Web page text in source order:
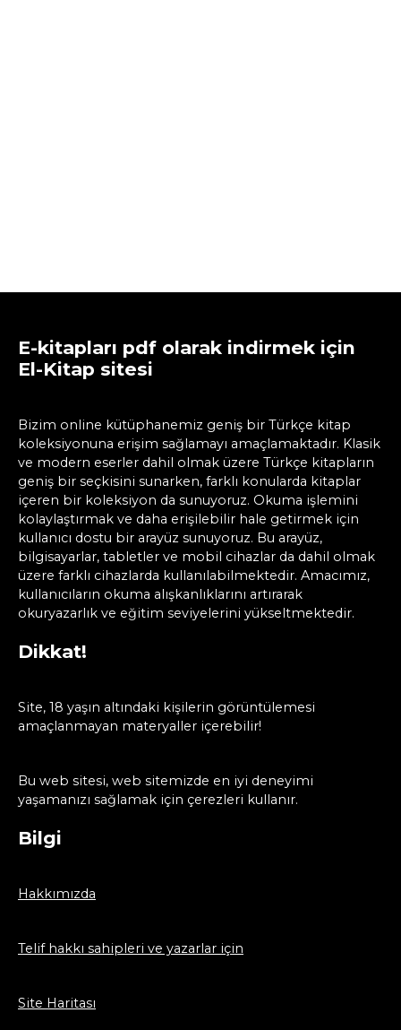
E-kitapları pdf olarak indirmek için
El-Kitap sitesi
Bizim online kütüphanemiz geniş bir Türkçe kitap
koleksiyonuna erişim sağlamayı amaçlamaktadır. Klasik
ve modern eserler dahil olmak üzere Türkçe kitapların
geniş bir seçkisini sunarken, farklı konularda kitaplar
içeren bir koleksiyon da sunuyoruz. Okuma işlemini
kolaylaştırmak ve daha erişilebilir hale getirmek için
kullanıcı dostu bir arayüz sunuyoruz. Bu arayüz,
bilgisayarlar, tabletler ve mobil cihazlar da dahil olmak
üzere farklı cihazlarda kullanılabilmektedir. Amacımız,
kullanıcıların okuma alışkanlıklarını artırarak
okuryazarlık ve eğitim seviyelerini yükseltmektedir.
Dikkat!
Site, 18 yaşın altındaki kişilerin görüntülemesi
amaçlanmayan materyaller içerebilir!
Bu web sitesi, web sitemizde en iyi deneyimi
yaşamanızı sağlamak için çerezleri kullanır.
Bilgi
Hakkımızda
Telif hakkı sahipleri ve yazarlar için
Site Haritası